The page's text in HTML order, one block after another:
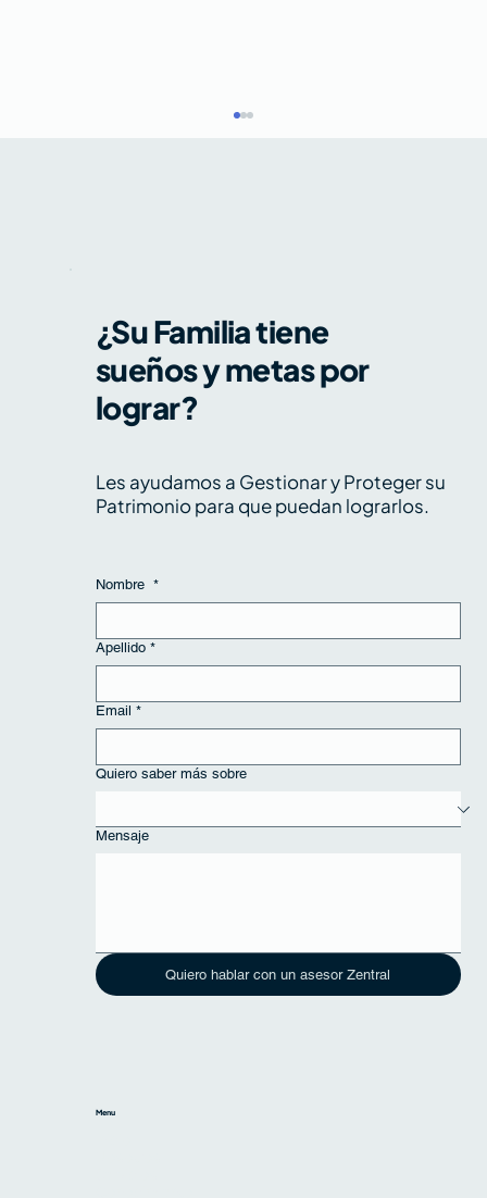
Liquidez y Control: El Rol de la
Flexibilidad Patrimonial
¿Su Familia tiene
sueños y metas por
lograr?
Nombre *
Apellido *
Email *
Quiero saber más sobre
Mensaje
Quiero hablar con un asesor Zentral
Les ayudamos a Gestionar y Proteger su
Patrimonio para que puedan lograrlos.
Menu